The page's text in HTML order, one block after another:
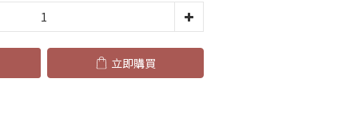
立即購買